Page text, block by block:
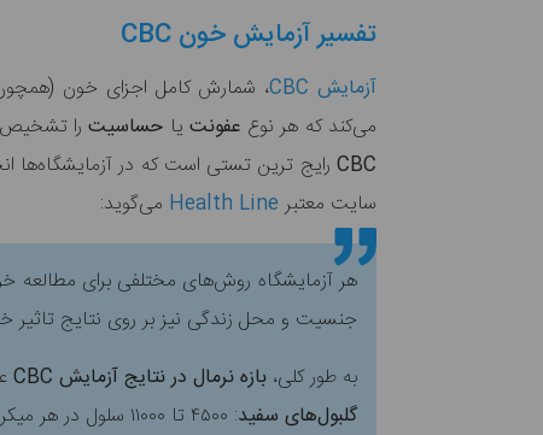
تفسیر آزمایش خون CBC
آزمایش CBC
، شمارش کامل اجزای خون
می‌کند که هر نوع عفونت یا حساسیت را تشخیص
CBCرایج ترین تستی است که در آزمایشگاه‌ها
سایت معتبرHealth Line می‌گوید:
هر آزمایشگاه روش‌های مختلفی برای مطالعه
جنسیت و محل زندگی نیز بر روی نتایج تاثیر
به طور کلی، بازه نرمال در نتایج آزمایش CBC
گلبول‌های سفید: ۴۵۰۰ تا ۱۱۰۰۰ سلول در هر میکرولیتر (سلول/ میلی لیتر)